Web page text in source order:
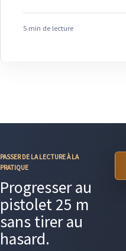
5 min de lecture
PASSER DE LA LECTURE À LA
PRATIQUE
Progresser au
pistolet 25 m
sans tirer au
hasard.